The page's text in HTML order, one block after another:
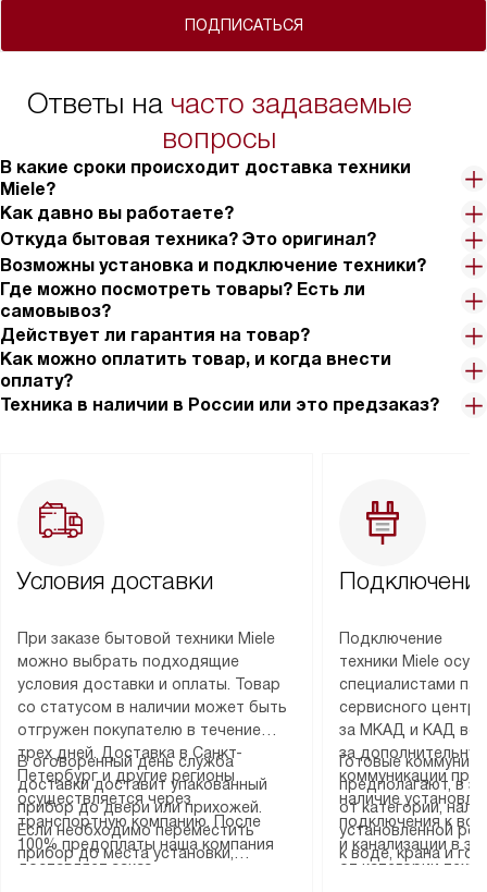
ПОДПИСАТЬСЯ
Ответы на часто задаваемые
вопросы
В какие сроки происходит доставка техники
Miele?
Как давно вы работаете?
Откуда бытовая техника? Это оригинал?
Возможны установка и подключение техники?
Где можно посмотреть товары? Есть ли
самовывоз?
Действует ли гарантия на товар?
Как можно оплатить товар, и когда внести
оплату?
Техника в наличии в России или это предзаказ?
Условия доставки
При заказе бытовой техники Miele
можно выбрать подходящие
условия доставки и оплаты. Товар
со статусом в наличии может быть
отгружен покупателю в течение
трех дней. Доставка в Санкт-
Петербург и другие регионы
осуществляется через
транспортную компанию. После
100% предоплаты наша компания
доставляет заказ
В оговоренный день служба
доставки доставит упакованный
прибор до двери или прихожей.
Если необходимо переместить
прибор до места установки,
Подключение
техники Miele
специалистами
сервисного
за МКАД и КАД
за
коммуникации
наличие
подключения к
и канализации в
от категории
Готовые
предполагают, в
от категории,
установленной
к воде, крана и